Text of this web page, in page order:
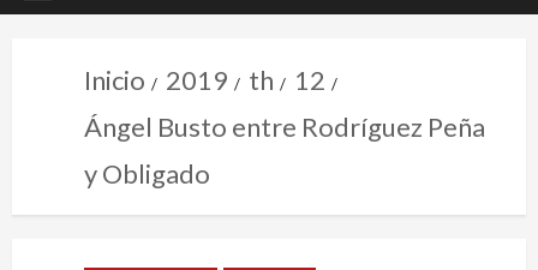
Inicio 2019 th
12
Ángel Busto entre Rodríguez Peña
y Obligado